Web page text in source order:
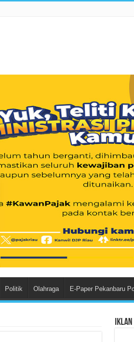
Politik Olahraga E-Paper Pekanbaru
Iklan